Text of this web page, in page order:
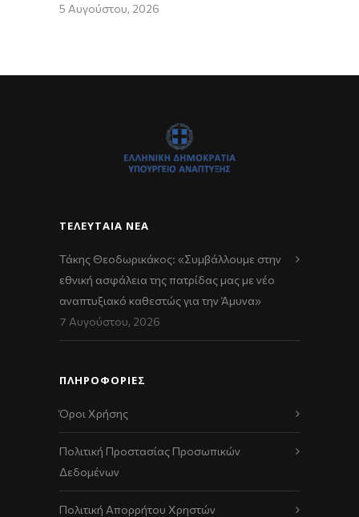
5 Αυγούστου, 2026
ΤΕΛΕΥΤΑΊΑ ΝΈΑ
Τάκης Θεοδωρικάκος: «Συμβάλλουμε στην
εθνική ασφάλεια της πατρίδας μας με νέο
αναπτυξιακό καθεστώς για την Άμυνα»
7 Αυγούστου, 2026
ΠΛΗΡΟΦΟΡΙΕΣ
Όροι Χρήσης
Πολιτική Προστασίας Προσωπικών
Δεδομένων
Πολιτική Απορρήτου Χρηστών